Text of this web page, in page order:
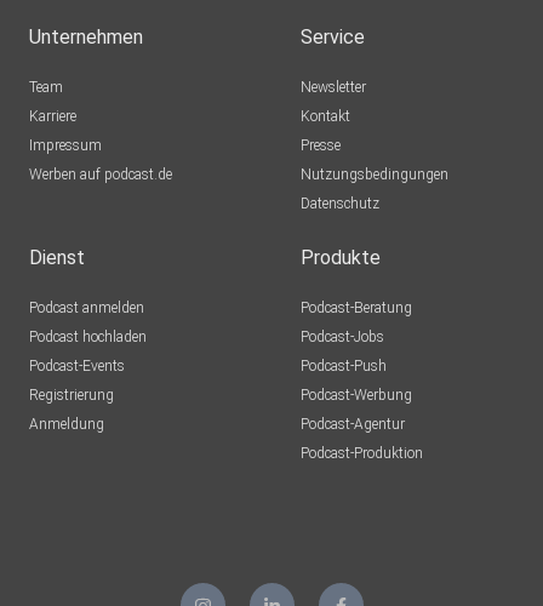
Unternehmen
Team
Karriere
Impressum
Werben auf podcast.de
Service
Newsletter
Kontakt
Presse
Nutzungsbedingungen
Datenschutz
Dienst
Podcast anmelden
Podcast hochladen
Podcast-Events
Registrierung
Anmeldung
Produkte
Podcast-Beratung
Podcast-Jobs
Podcast-Push
Podcast-Werbung
Podcast-Agentur
Podcast-Produktion